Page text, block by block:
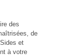
des
de
et
à votre